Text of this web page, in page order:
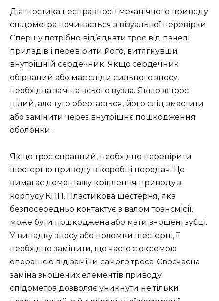
Діагностика несправності механічного приводу
спідометра починається з візуальної перевірки.
Спершу потрібно від’єднати трос від панелі
приладів і перевірити його, витягнувши
внутрішній сердечник. Якщо сердечник
обірваний або має сліди сильного зносу,
необхідна заміна всього вузла. Якщо ж трос
цілий, але туго обертається, його слід змастити
або замінити через внутрішнє пошкодження
оболонки.
Якщо трос справний, необхідно перевірити
шестерню приводу в коробці передач. Це
вимагає демонтажу кріплення приводу з
корпусу КПП. Пластикова шестерня, яка
безпосередньо контактує з валом трансмісії,
може бути пошкоджена або мати зношені зубці.
У випадку зносу або поломки шестерні, її
необхідно замінити, що часто є окремою
операцією від заміни самого троса. Своєчасна
заміна зношених елементів приводу
спідометра дозволяє уникнути не тільки